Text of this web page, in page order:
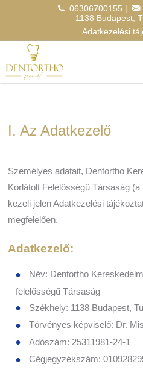
06306700155 |
1138 Budapest,
Adatkezelési
I. Az Adatkezelő
Személyes adatait, Dentortho
Korlátolt Felelősségű Társaság
kezeli jelen Adatkezelési
megfelelően.
Adatkezelő:
Név: Dentortho
felelősségű Társaság
Székhely: 1138 Budapest,
Törvényes képviselő: Dr.
Adószám: 25311981-24-1
Cégjegyzékszám: